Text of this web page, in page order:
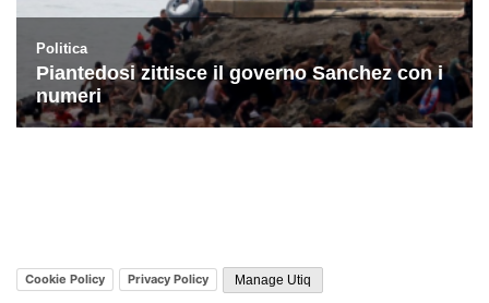
Cookie Policy Privacy Policy Manage Utiq